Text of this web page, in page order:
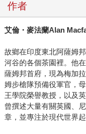
作者
艾倫・麥法蘭Alan
故鄉在印度東北阿薩姆
河谷的各個茶園裡。他
薩姆邦首府，現為梅加
姆步槍隊預備役軍官，
王學院榮譽教授，以及
曾撰述大量有關英國、
章，並專注於現代世界